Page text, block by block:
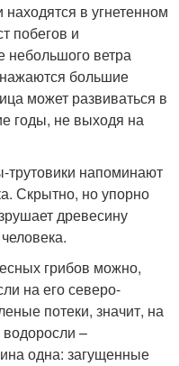
в угнетенном
побегов и
небольшого ветра
большие
может развиваться в
годы, не выходя на
трутовики напоминают
Скрытно, но упорно
древесину
грибов можно,
на его северо-
потеки, значит, на
–
одна: загущенные